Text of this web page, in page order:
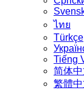
ไทย
Türkçe
Tiếng
简体
繁體